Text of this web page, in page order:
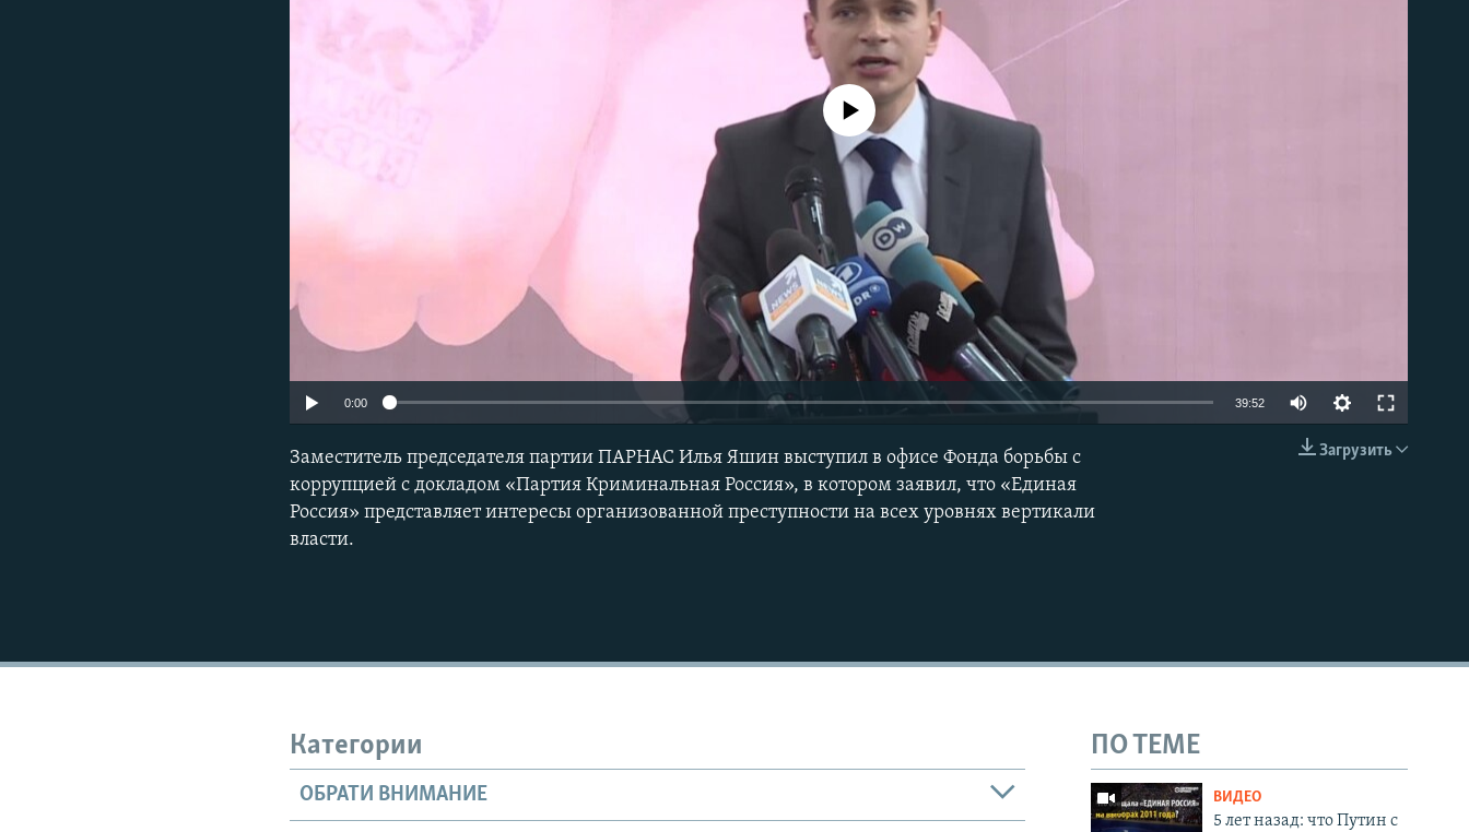
EMBED
No media source currently available
0:00 39:52
Загрузить
Заместитель председателя партии ПАРНАС Илья Яшин выступил в офисе Фонда борьбы с
коррупцией с докладом «Партия Криминальная Россия», в котором заявил, что «Единая
Россия» представляет интересы организованной преступности на всех уровнях вертикали
власти.
ПО ТЕМЕ
ВИДЕО
5 лет назад: что Путин с
Категории
ОБРАТИ ВНИМАНИЕ